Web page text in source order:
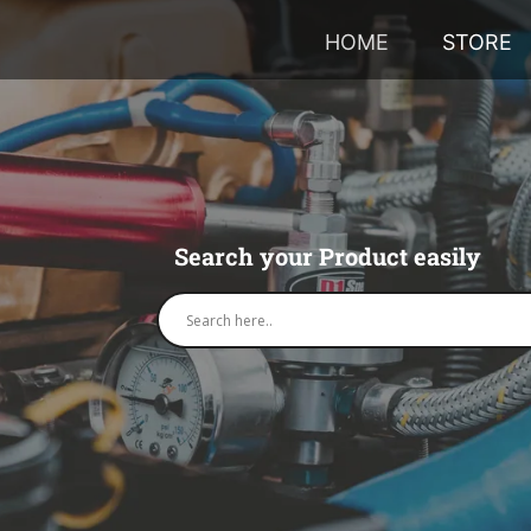
HOME STORE
Search your Product easily